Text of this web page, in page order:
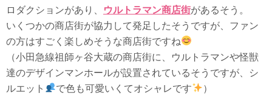
ロダクションがあり、
ウルトラマン商店街があるそう。
いくつかの商店街が協力して発足したそうですが、ファン
の方はすごく楽しめそうな商店街ですね
（小田急線祖師ヶ谷大蔵の商店街に、ウルトラマンや怪獣
達のデザインマンホールが設置されているそうですが、シ
ルエット
で色も可愛いくてオシャレです ）